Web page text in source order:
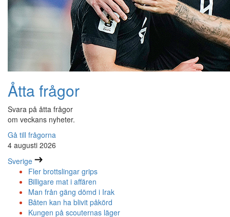
Åtta frågor
Svara på åtta frågor
om veckans nyheter.
Gå till frågorna
4 augusti 2026
Sverige
Fler brottslingar grips
Billigare mat i affären
Man från gäng dömd i Irak
Båten kan ha blivit påkörd
Kungen på scouternas läger